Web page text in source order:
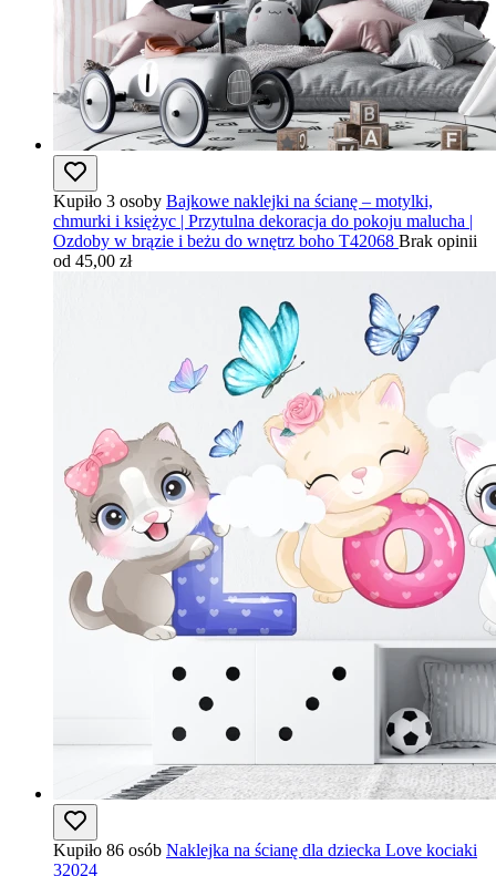
Kupiło 3 osoby Bajkowe naklejki na ścianę – motylki,
chmurki i księżyc | Przytulna dekoracja do pokoju malucha |
Ozdoby w brązie i beżu do wnętrz boho T42068 Brak opinii
od 45,00 zł
Kupiło 86 osób Naklejka na ścianę dla dziecka Love kociaki
32024